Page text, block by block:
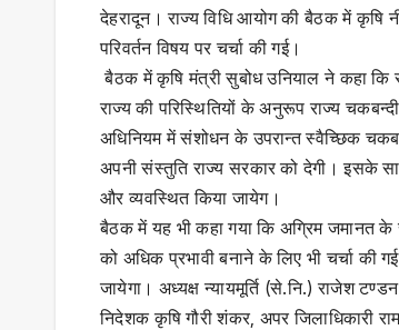
देहरादून। राज्य विधि आयोग की बैठक में कृषि
परिवर्तन विषय पर चर्चा की गई।
बैठक में कृषि मंत्री सुबोध उनियाल ने कहा कि
राज्य की परिस्थितियों के अनुरूप राज्य
अधिनियम में संशोधन के उपरान्त स्वैच्छिक
अपनी संस्तुति राज्य सरकार को देगी। इसके
और व्यवस्थित किया जायेग।
बैठक में यह भी कहा गया कि अग्रिम जमानत के
को अधिक प्रभावी बनाने के लिए भी चर्चा
जायेगा। अध्यक्ष न्यायमूर्ति (से.नि.) राजेश
निदेशक कृषि गौरी शंकर, अपर जिलाधिकारी